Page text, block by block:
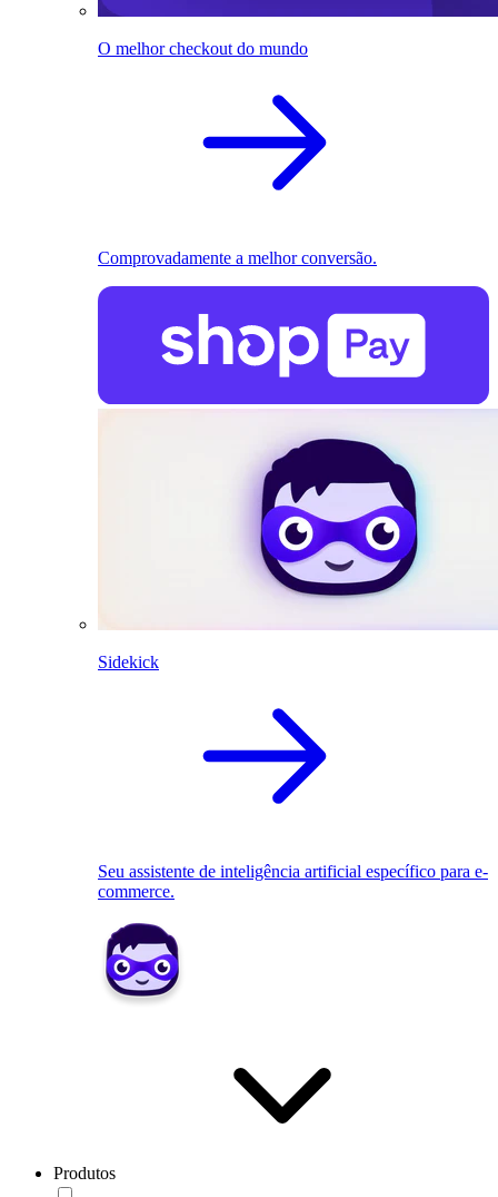
O melhor checkout do mundo
Comprovadamente a melhor conversão.
Sidekick
Seu assistente de inteligência artificial específico para e-
commerce.
Produtos